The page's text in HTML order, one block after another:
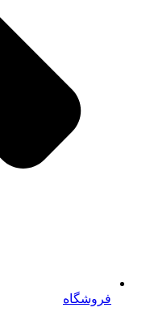
فروشگاه